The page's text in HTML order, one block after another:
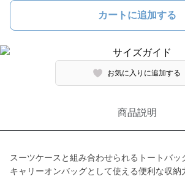
カートに追加する
お気に入りに追加する
商品説明
スーツケースと組み合わせられるトートバッ
キャリーオンバッグとして使える便利な収納